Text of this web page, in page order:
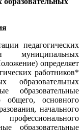
педагогических
муниципальных
определяет
работников*
образовательных
образовательные
общего, основного
начального
образовательные